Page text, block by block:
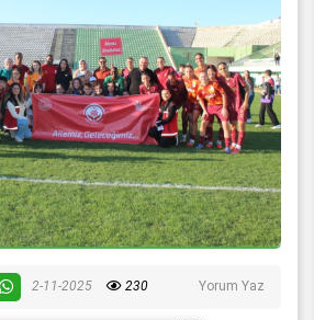
2-11-2025 230 Yorum Yaz